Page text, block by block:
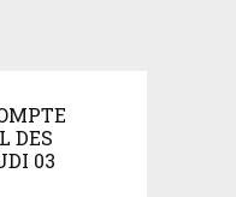
DES
03